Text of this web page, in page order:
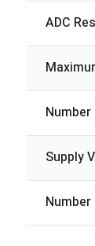
ADC
Number
Supply
Number